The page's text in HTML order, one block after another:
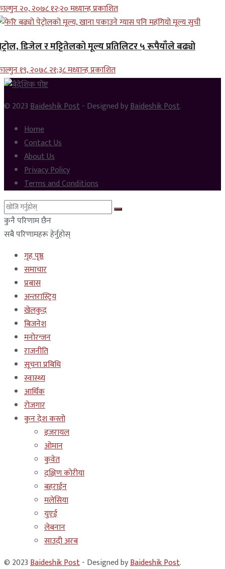
२०, २०७८ १२;२० मध्यान्ह प्रकाशित
डिजेल र मट्टितेलको मूल्य प्रतिलिटर ५ रूपैयाँले बढ्यो
१९, २०७८ २१;३८ मध्यान्ह प्रकाशित
© 2023Baideshik Post- Designed byBaideshik Post.
Home
Contact Us
About Us
Privacy Policy
Terms and Conditions
कुनै परिणाम छैन
सबै परिणामहरू हेर्नुहोस्
गृह पृष्ठ
समाचार
प्रबास
अन्तरास्ट्रिय
खेलकुद
बिजनेश
मनोरन्जन
राजनीति
सूचना प्रबिधि
स्वास्थ्य
आर्थिक
रोजगार
कुन देश कस्तो
इजरायल
ओमान
कुवेत
दक्षिण कोरीया
बहराईन
मलेसिया
युएई
लेबनान
साउदी अरब
© 2023Baideshik Post- Designed byBaideshik Post.